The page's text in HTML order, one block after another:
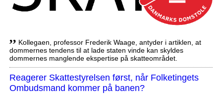
,, Kollegaen, professor Frederik Waage, antyder i artiklen, at
dommernes tendens til at lade staten vinde kan skyldes
dommernes manglende ekspertise på skatteområdet.
Reagerer Skattestyrelsen først, når Folketingets
Ombudsmand kommer på banen?